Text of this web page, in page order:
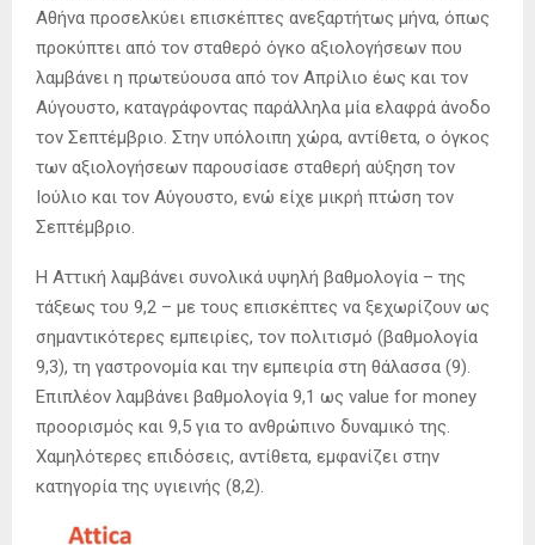
Αθήνα προσελκύει επισκέπτες ανεξαρτήτως μήνα, όπως
προκύπτει από τον σταθερό όγκο αξιολογήσεων που
λαμβάνει η πρωτεύουσα από τον Απρίλιο έως και τον
Αύγουστο, καταγράφοντας παράλληλα μία ελαφρά άνοδο
τον Σεπτέμβριο. Στην υπόλοιπη χώρα, αντίθετα, ο όγκος
των αξιολογήσεων παρουσίασε σταθερή αύξηση τον
Ιούλιο και τον Αύγουστο, ενώ είχε μικρή πτώση τον
Σεπτέμβριο.
Η Αττική λαμβάνει συνολικά υψηλή βαθμολογία – της
τάξεως του 9,2 – με τους επισκέπτες να ξεχωρίζουν ως
σημαντικότερες εμπειρίες, τον πολιτισμό (βαθμολογία
9,3), τη γαστρονομία και την εμπειρία στη θάλασσα (9).
Επιπλέον λαμβάνει βαθμολογία 9,1 ως value for money
προορισμός και 9,5 για το ανθρώπινο δυναμικό της.
Χαμηλότερες επιδόσεις, αντίθετα, εμφανίζει στην
κατηγορία της υγιεινής (8,2).